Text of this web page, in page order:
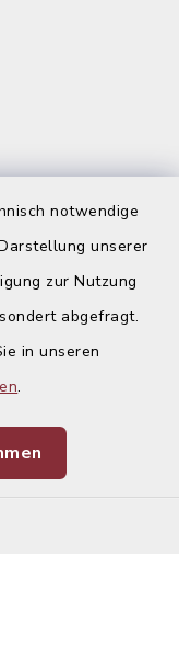
notwendige
unserer
zur Nutzung
abgefragt.
in unseren
.